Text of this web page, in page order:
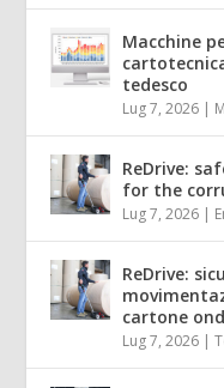
Macchine
tedesco
Lug 7, 2026 |
ReDrive:
for the
Lug 7, 2026 |
ReDrive:
cartone
Lug 7, 2026 |